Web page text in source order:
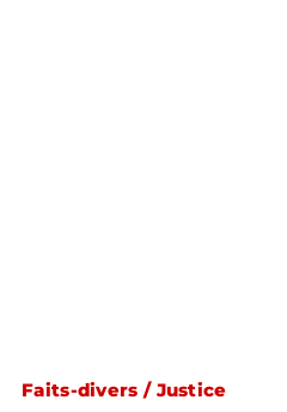
Faits-divers / Justice